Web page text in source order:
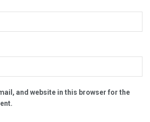
and website in this browser for the